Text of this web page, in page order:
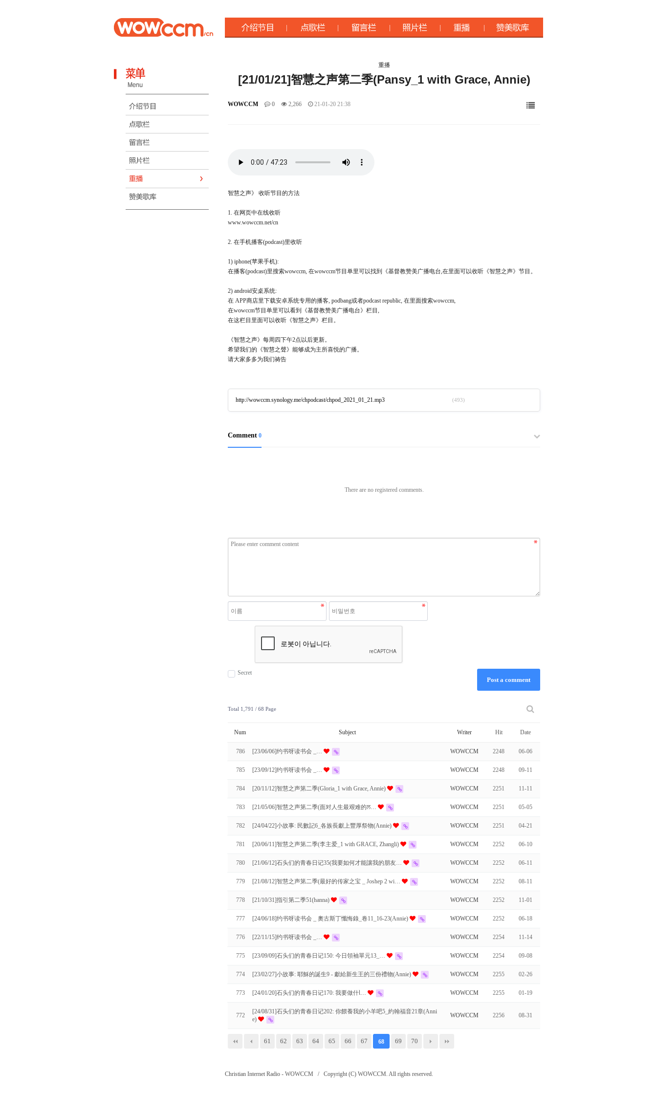
重播
[21/01/21]智慧之声第二季(Pansy_1 with Grace, Annie)
WOWCCM 0 2,266 21-01-20 21:38
智慧之声》 收听节目的方法
1. 在网页中在线收听
www.wowccm.net/cn
2. 在手机播客(podcast)里收听
1) iphone(苹果手机):
在播客(podcast)里搜索wowccm, 在wowccm节目单里可以找到《基督教赞美广播电台,在里面可以收听《智慧之声》节目。
2) android安桌系统:
在 APP商店里下载安卓系统专用的播客, podbang或者podcast republic, 在里面搜索wowccm,
在wowccm节目单里可以看到《基督教赞美广播电台》栏目,
在这栏目里面可以收听《智慧之声》栏目。
《智慧之声》每周四下午2点以后更新。
希望我们的《智慧之聲》能够成为主所喜悦的广播。
请大家多多为我们祷告
http://wowccm.synology.me/chpodcast/chpod_2021_01_21.mp3 (493)
Comment0
There are no registered comments.
Secret
Post a comment
Total 1,791 / 68 Page
Num Subject Writer Hit Date
786 [23/06/06]约书呀读书会 _… WOWCCM 2248 06-06
785 [23/09/12]约书呀读书会 _… WOWCCM 2248 09-11
784 [20/11/12]智慧之声第二季(Gloria_1 with Grace, Annie) WOWCCM 2251 11-11
783 [21/05/06]智慧之声第二季(面对人生最艰难的ਲ… WOWCCM 2251 05-05
782 [24/04/22]⼩故事: 民數記6_各族長獻上豐厚祭物(Annie) WOWCCM 2251 04-21
781 [20/06/11]智慧之声第二季(李主爱_1 with GRACE, Zhangli) WOWCCM 2252 06-10
780 [21/06/12]石头们的青春日记35(我要如何才能讓我的朋友… WOWCCM 2252 06-11
779 [21/08/12]智慧之声第二季(最好的传家之宝 _ Joshep 2 wi… WOWCCM 2252 08-11
778 [21/10/31]指引第二季51(hanna) WOWCCM 2252 11-01
777 [24/06/18]约书呀读书会 _ 奧古斯丁懺悔錄_卷11_16-23(Annie) WOWCCM 2252 06-18
776 [22/11/15]约书呀读书会 _… WOWCCM 2254 11-14
775 [23/09/09]石头们的青春日记150: 今日領袖單元13_… WOWCCM 2254 09-08
774 [23/02/27]小故事: 耶穌的誕生9 - 獻給新生王的三份禮物(Annie) WOWCCM 2255 02-26
773 [24/01/20]石头们的青春日记170: 我要做什Ɩ… WOWCCM 2255 01-19
772
[24/08/31]石头们的青春日记202: 你餵養我的小羊吧5_約翰福音21章(Anni
e)
WOWCCM 2256 08-31
61 62 63 64 65 66 67 68 69 70
Christian Internet Radio - WOWCCM / Copyright (C) WOWCCM. All rights reserved.